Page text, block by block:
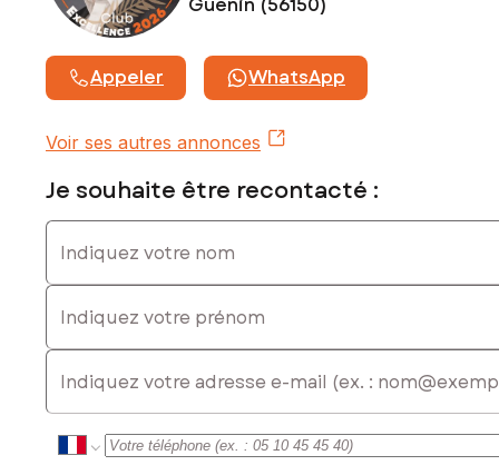
exposé sont disponibles sur le site Géorisques :
www.georisques.gouv.fr
Prix de vente : 150 000 €
Honoraires charge vendeur
Contactez votre conseiller SAFTI : Fabrice LE CORVIC, Tél. :
commercial immatriculé au RSAC de Lorient sous le numéro
Appeler WhatsApp
Voir ses autres annonces
Je souhaite être recontacté :
Indiquez votre nom
Indiquez votre prénom
E-mail